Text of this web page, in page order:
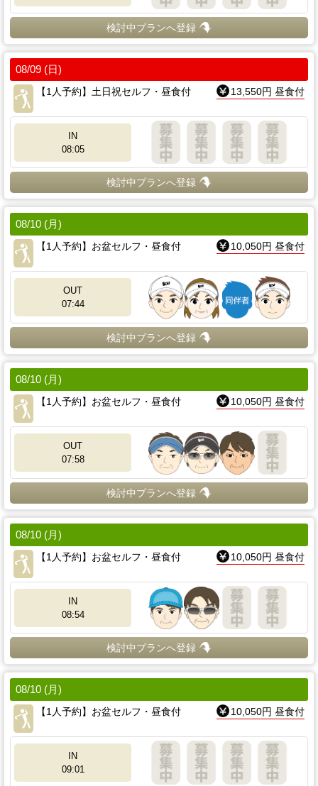
検討中プランへ登録
08/09 (日)
【1人予約】土日祝セルフ・昼食付
13,550円 昼食付
IN
08:05
検討中プランへ登録
08/10 (月)
【1人予約】お盆セルフ・昼食付
10,050円 昼食付
OUT
07:44
検討中プランへ登録
08/10 (月)
【1人予約】お盆セルフ・昼食付
10,050円 昼食付
OUT
07:58
検討中プランへ登録
08/10 (月)
【1人予約】お盆セルフ・昼食付
10,050円 昼食付
IN
08:54
検討中プランへ登録
08/10 (月)
【1人予約】お盆セルフ・昼食付
10,050円 昼食付
IN
09:01